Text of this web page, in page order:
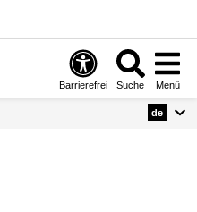
Barrierefrei Suche Menü
de